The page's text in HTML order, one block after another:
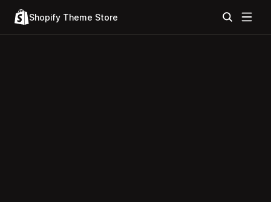
Shopify Theme Store